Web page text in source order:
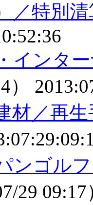
／特別
インタ
）
材／再
ンゴル
29